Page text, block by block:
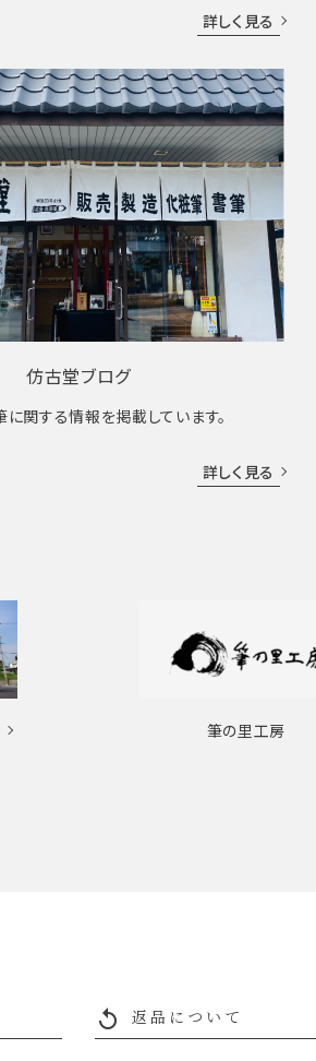
詳しく見る
仿古堂ブログ
関する情報を掲載しています。
詳しく見る
筆の里工房
replay 返品について